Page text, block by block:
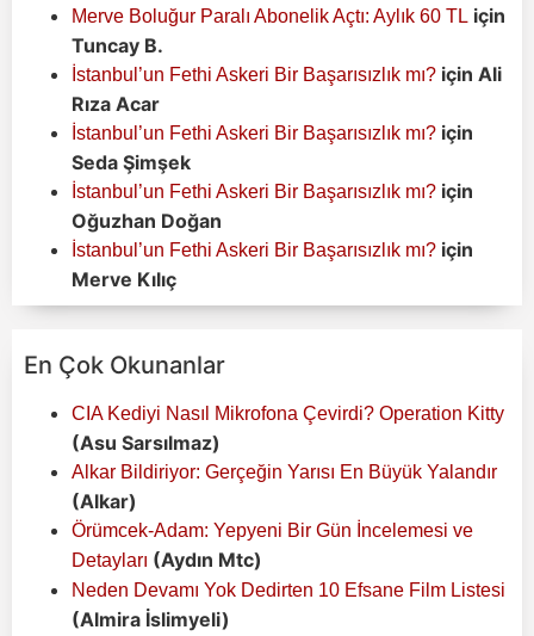
Merve Boluğur Paralı Abonelik Açtı: Aylık 60 TL için
Tuncay B.
İstanbul’un Fethi Askeri Bir Başarısızlık mı? için Ali
Rıza Acar
İstanbul’un Fethi Askeri Bir Başarısızlık mı? için
Seda Şimşek
İstanbul’un Fethi Askeri Bir Başarısızlık mı? için
Oğuzhan Doğan
İstanbul’un Fethi Askeri Bir Başarısızlık mı? için
Merve Kılıç
En Çok Okunanlar
CIA Kediyi Nasıl Mikrofona Çevirdi? Operation Kitty
(Asu Sarsılmaz)
Alkar Bildiriyor: Gerçeğin Yarısı En Büyük Yalandır
(Alkar)
Örümcek-Adam: Yepyeni Bir Gün İncelemesi ve
Detayları (Aydın Mtc)
Neden Devamı Yok Dedirten 10 Efsane Film Listesi
(Almira İslimyeli)